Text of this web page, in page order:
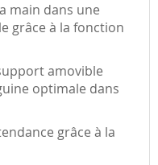
main dans une
grâce à la fonction
amovible
optimale dans
grâce à la